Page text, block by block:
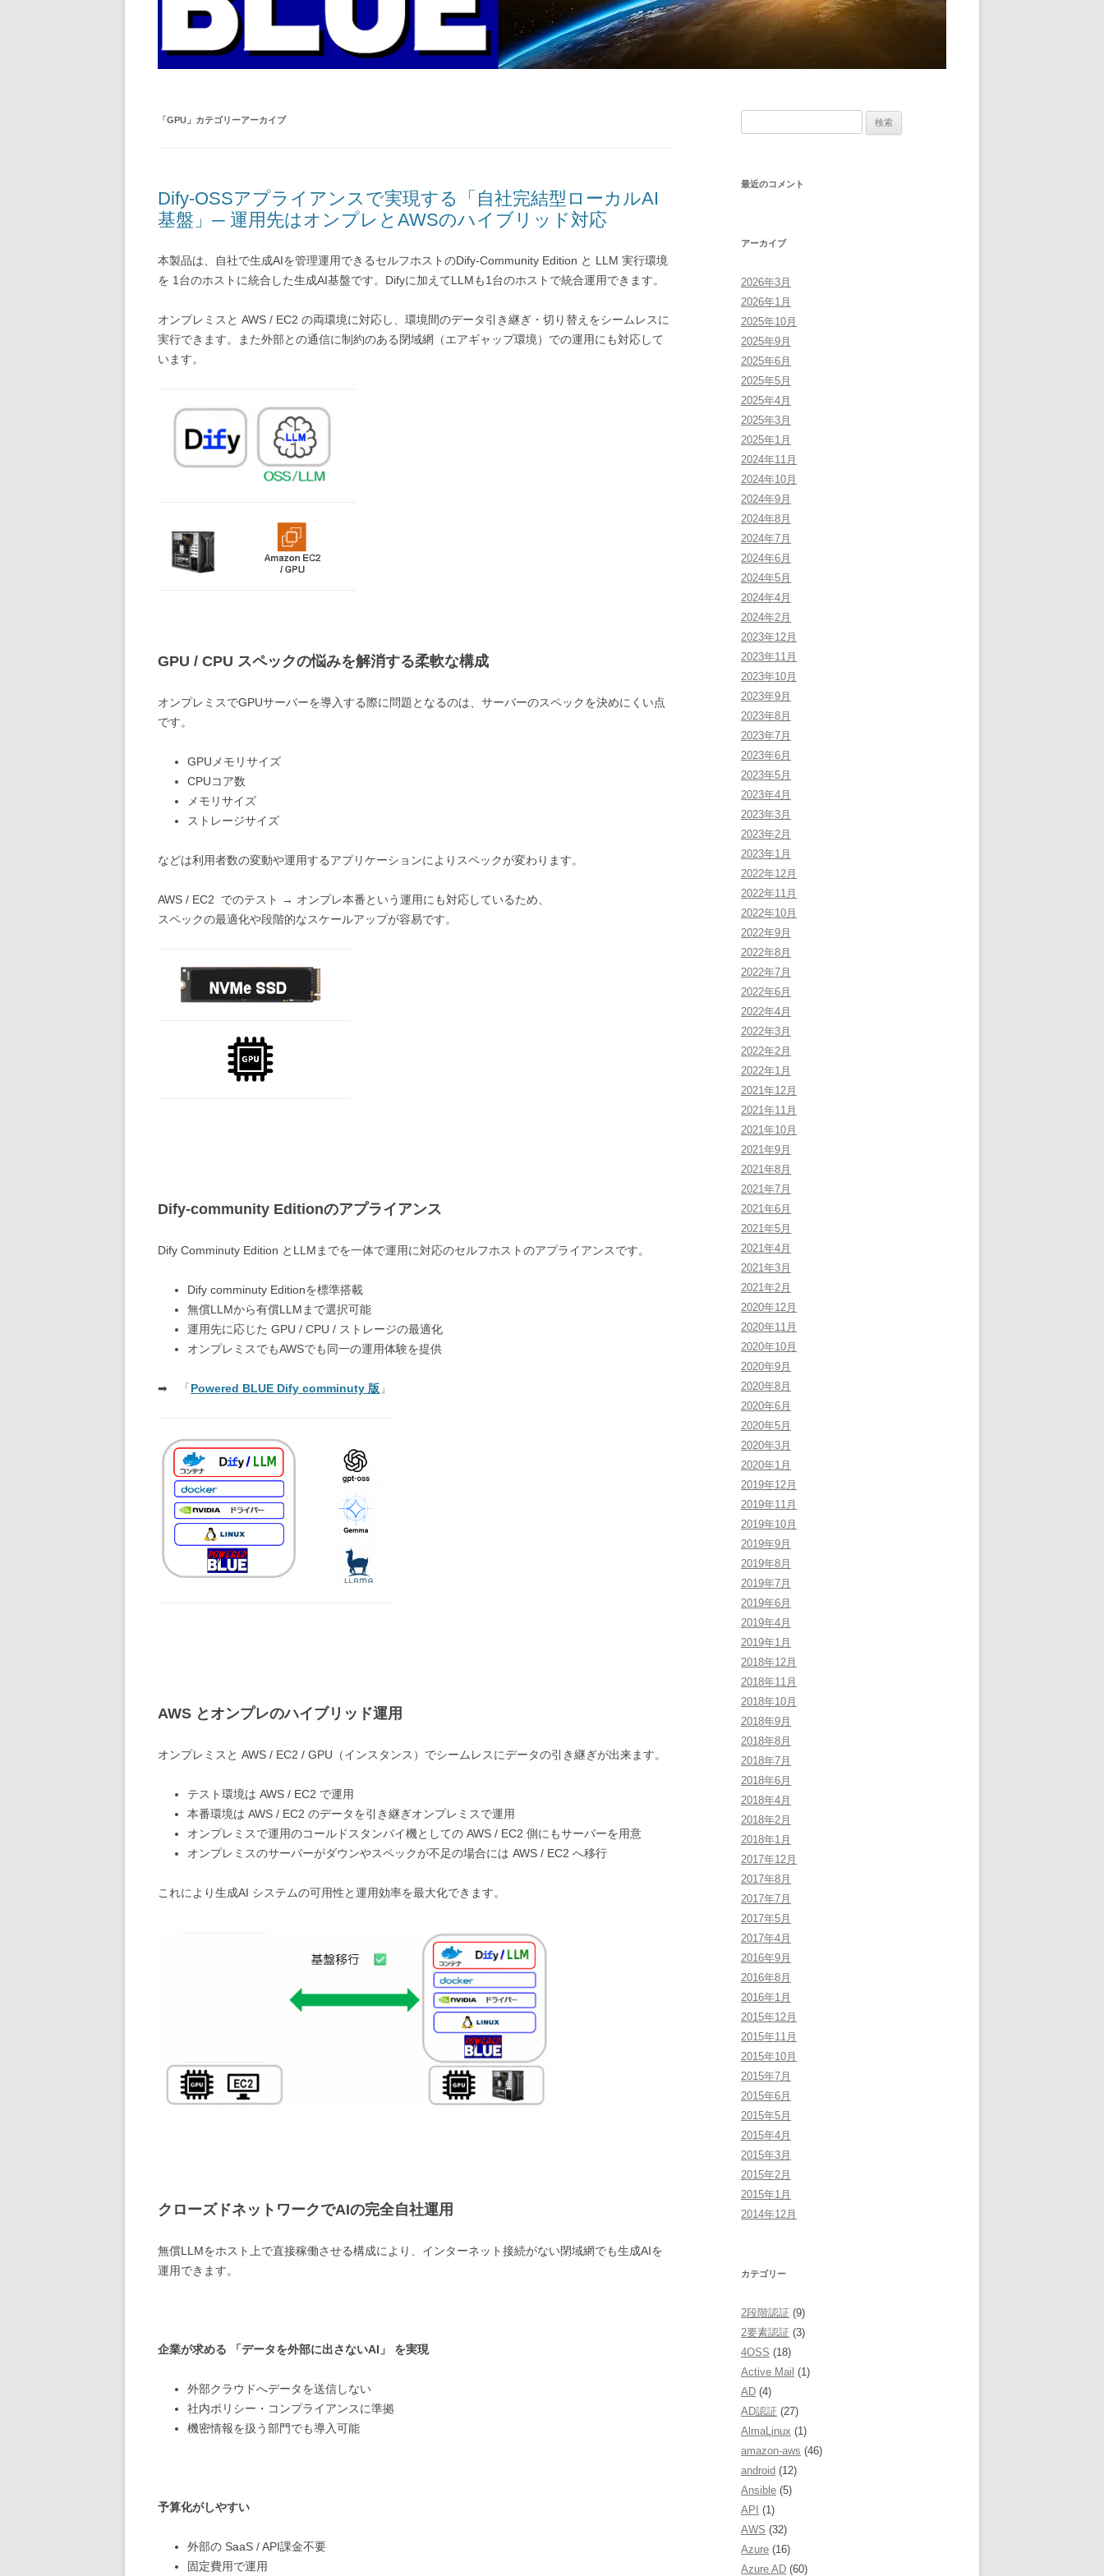
「GPU 」カテゴリーアーカイブ
Dify‑OSSアプライアンスで実現する「自社完結型ローカルAI
基盤」─ 運用先はオンプレとAWSのハイブリッド対応
本製品は、自社で生成AIを管理運用できるセルフホストのDify‑Community Edition と LLM 実行環境
を 1台のホストに統合した生成AI基盤です。Difyに加えてLLMも1台のホストで統合運用できます。
オンプレミスと AWS / EC2 の両環境に対応し、環境間のデータ引き継ぎ・切り替えをシームレスに
実行できます。また外部との通信に制約のある閉域網（エアギャップ環境）での運用にも対応して
います。
GPU / CPU スペックの悩みを解消する柔軟な構成
オンプレミスでGPUサーバーを導入する際に問題となるのは、サーバーのスペックを決めにくい点
です。
GPUメモリサイズ
CPUコア数
メモリサイズ
ストレージサイズ
などは利用者数の変動や運用するアプリケーションによりスペックが変わります。
AWS / EC2 でのテスト → オンプレ本番という運用にも対応しているため、
スペックの最適化や段階的なスケールアップが容易です。
Dify‑community Editionのアプライアンス
Dify Comminuty Edition とLLMまでを一体で運用に対応のセルフホストのアプライアンスです。
Dify comminuty Editionを標準搭載
無償LLMから有償LLMまで選択可能
運用先に応じた GPU / CPU / ストレージの最適化
オンプレミスでもAWSでも同一の運用体験を提供
➡ 「Powered BLUE Dify comminuty 版 」
AWS とオンプレのハイブリッド運用
オンプレミスと AWS / EC2 / GPU（インスタンス）でシームレスにデータの引き継ぎが出来ます。
テスト環境は AWS / EC2 で運用
本番環境は AWS / EC2 のデータを引き継ぎオンプレミスで運用
オンプレミスで運用のコールドスタンバイ機としての AWS / EC2 側にもサーバーを用意
オンプレミスのサーバーがダウンやスペックが不足の場合には AWS / EC2 へ移行
これにより生成AI システムの可用性と運用効率を最大化できます。
クローズドネットワークでAIの完全自社運用
無償LLMをホスト上で直接稼働させる構成により、インターネット接続がない閉域網でも生成AIを
運用できます。
企業が求める 「データを外部に出さないAI」 を実現
外部クラウドへデータを送信しない
社内ポリシー・コンプライアンスに準拠
機密情報を扱う部門でも導入可能
予算化がしやすい
外部の SaaS / API課金不要
固定費用で運用
最近のコメント
アーカイブ
2026年3月
2026年1月
2025年10月
2025年9月
2025年6月
2025年5月
2025年4月
2025年3月
2025年1月
2024年11月
2024年10月
2024年9月
2024年8月
2024年7月
2024年6月
2024年5月
2024年4月
2024年2月
2023年12月
2023年11月
2023年10月
2023年9月
2023年8月
2023年7月
2023年6月
2023年5月
2023年4月
2023年3月
2023年2月
2023年1月
2022年12月
2022年11月
2022年10月
2022年9月
2022年8月
2022年7月
2022年6月
2022年4月
2022年3月
2022年2月
2022年1月
2021年12月
2021年11月
2021年10月
2021年9月
2021年8月
2021年7月
2021年6月
2021年5月
2021年4月
2021年3月
2021年2月
2020年12月
2020年11月
2020年10月
2020年9月
2020年8月
2020年6月
2020年5月
2020年3月
2020年1月
2019年12月
2019年11月
2019年10月
2019年9月
2019年8月
2019年7月
2019年6月
2019年4月
2019年1月
2018年12月
2018年11月
2018年10月
2018年9月
2018年8月
2018年7月
2018年6月
2018年4月
2018年2月
2018年1月
2017年12月
2017年8月
2017年7月
2017年5月
2017年4月
2016年9月
2016年8月
2016年1月
2015年12月
2015年11月
2015年10月
2015年7月
2015年6月
2015年5月
2015年4月
2015年3月
2015年2月
2015年1月
2014年12月
カテゴリー
2段階認証 (9)
2要素認証 (3)
4OSS (18)
Active Mail (1)
AD (4)
AD認証 (27)
AlmaLinux (1)
amazon-aws (46)
android (12)
Ansible (5)
API (1)
AWS (32)
Azure (16)
Azure AD (60)